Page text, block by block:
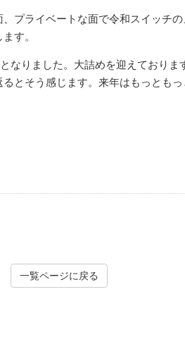
プライベートな面で令和スイッチ
す。
なりました。大詰めを迎えておりま
とそう感じます。来年はもっとも
一覧ページに戻る
カビ処理施工